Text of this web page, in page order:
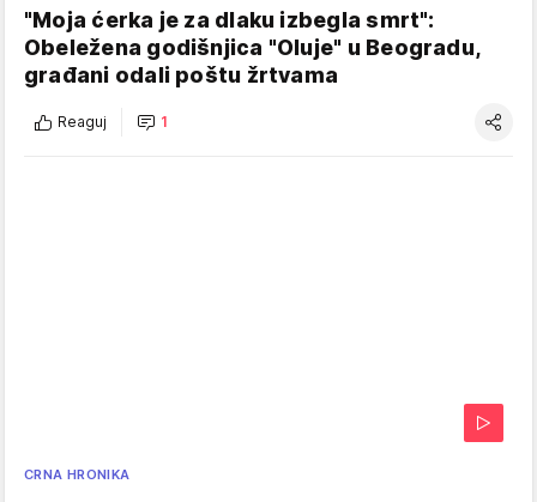
"Moja ćerka je za dlaku izbegla smrt":
Obeležena godišnjica "Oluje" u Beogradu,
građani odali poštu žrtvama
Reaguj 1
CRNA HRONIKA